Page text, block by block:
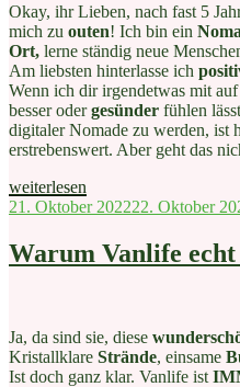
Okay, ihr Lieben, nach fast 5
mich zu outen! Ich bin ein
Ort, lerne ständig neue
Am liebsten hinterlasse ich
Wenn ich dir irgendetwas mit
besser odergesünder fühlen
digitaler Nomade zu werden, ist
erstrebenswert. Aber geht das
„Digitaler
Nomade?
Nomade!“
weiterlesen
Veröffentlicht
21. Oktober 202222. Oktober
Warum Vanlife
Ja, da sind sie, diese
Kristallklare Strände, einsame
Ist doch ganz klar. Vanlife ist